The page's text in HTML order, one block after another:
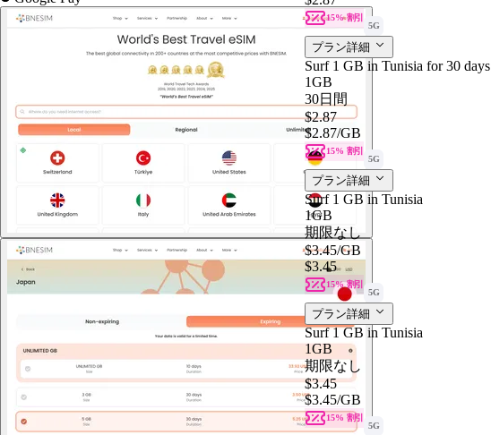
15% 割引
5G
プラン詳細
Surf 1 GB in Tunisia for 30 days
1GB
30日間
$2.87
$2.87/GB
15% 割引
5G
プラン詳細
Surf 1 GB in Tunisia
1GB
期限なし
$3.45/GB
$3.45
15% 割引
5G
プラン詳細
Surf 1 GB in Tunisia
1GB
期限なし
$3.45
$3.45/GB
15% 割引
5G